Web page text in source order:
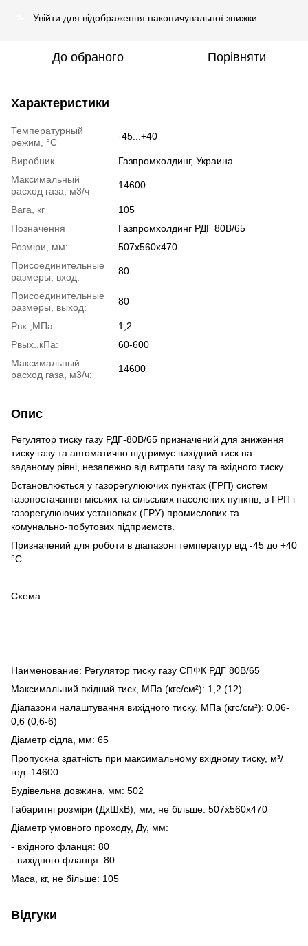
Увійти для відображення накопичувальної знижки
До обраного Порівняти
Характеристики
Температурный
режим, °C
-45...+40
Виробник
Газпромхолдинг, Украина
Максимальный
расход газа, м3/ч
14600
Вага, кг
105
Позначення
Газпромхолдинг РДГ 80В/65
Розміри, мм:
507х560х470
Присоединительные
размеры, вход:
80
Присоединительные
размеры, выход:
80
Pвх.,МПа:
1,2
Pвых.,кПа:
60-600
Максимальный
расход газа, м3/ч:
14600
Опис
Регулятор тиску газу РДГ-80В/65 призначений для зниження
тиску газу та автоматично підтримує вихідний тиск на
заданому рівні, незалежно від витрати газу та вхідного тиску.
Встановлюється у газорегулюючих пунктах (ГРП) систем
газопостачання міських та сільських населених пунктів, в ГРП і
газорегулюючих установках (ГРУ) промислових та
комунально-побутових підприємств.
Призначений для роботи в діапазоні температур від -45 до +40
°C.
Схема:
Наименование: Регулятор тиску газу СПФК РДГ 80В/65
Максимальний вхідний тиск, МПа (кгс/см²): 1,2 (12)
Діапазони налаштування вихідного тиску, МПа (кгс/см²): 0,06-
0,6 (0,6-6)
Діаметр сідла, мм: 65
Пропускна здатність при максимальному вхідному тиску, м³/
год: 14600
Будівельна довжина, мм: 502
Габаритні розміри (ДхШхВ), мм, не більше: 507х560х470
Діаметр умовного проходу, Ду, мм:
- вхідного фланця: 80
- вихідного фланця: 80
Маса, кг, не більше: 105
Відгуки